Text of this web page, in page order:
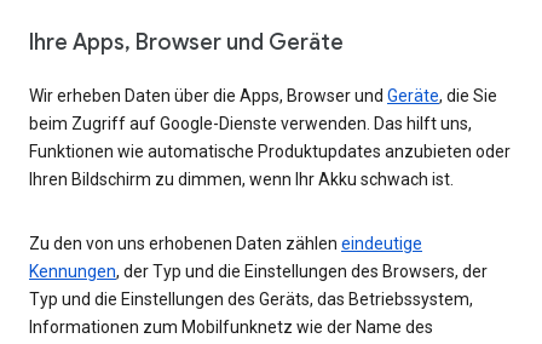
Ihre Apps, Browser und Geräte
Wir erheben Daten über die Apps, Browser und Geräte, die Sie
beim Zugriff auf Google-Dienste verwenden. Das hilft uns,
Funktionen wie automatische Produktupdates anzubieten oder
Ihren Bildschirm zu dimmen, wenn Ihr Akku schwach ist.
Zu den von uns erhobenen Daten zählen eindeutige
Kennungen, der Typ und die Einstellungen des Browsers, der
Typ und die Einstellungen des Geräts, das Betriebssystem,
Informationen zum Mobilfunknetz wie der Name des